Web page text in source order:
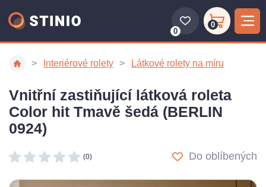
0
0
Interiérové rolety Látkové rolety na míru
Vnitřní zastiňující látková roleta
Color hit Tmavě šedá (BERLIN
0924)
(0) Do oblíbených